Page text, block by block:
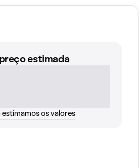
preço estimada
estimamos os valores